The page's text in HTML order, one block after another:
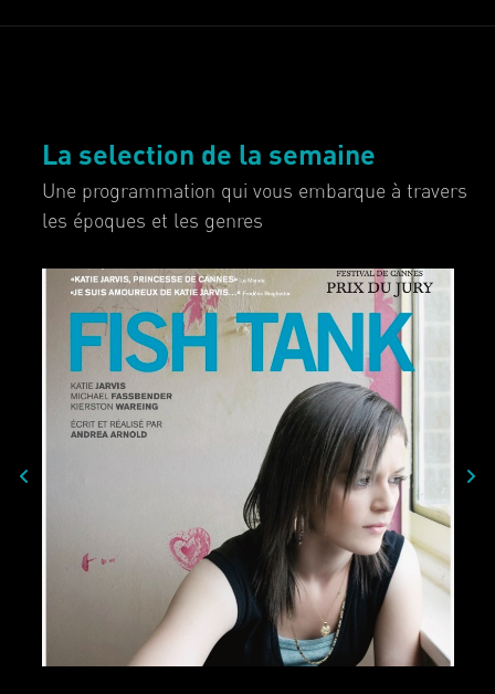
La selection de la semaine
Une programmation qui vous embarque à travers
les époques et les genres